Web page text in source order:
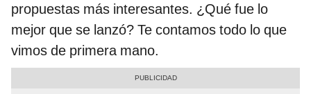
propuestas más interesantes. ¿Qué fue lo
mejor que se lanzó? Te contamos todo lo que
vimos de primera mano.